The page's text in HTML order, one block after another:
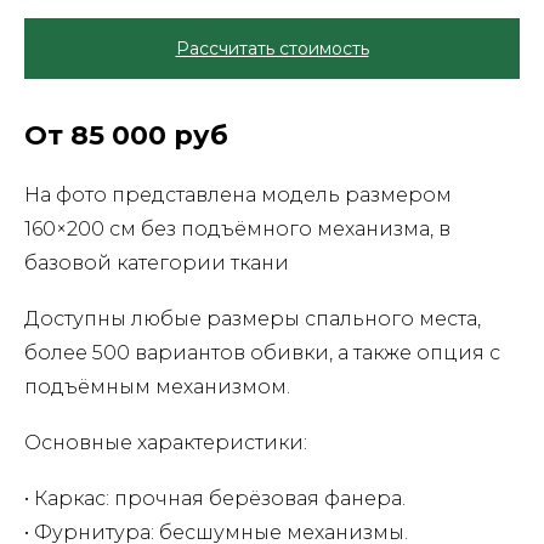
Рассчитать стоимость
От 85 000 руб
На фото представлена модель размером
160×200 см без подъёмного механизма, в
базовой категории ткани
Доступны любые размеры спального места,
более 500 вариантов обивки, а также опция с
подъёмным механизмом.
Основные характеристики:
• Каркас: прочная берёзовая фанера.
• Фурнитура: бесшумные механизмы.